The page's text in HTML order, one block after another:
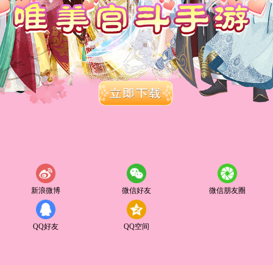
新浪微博 微信好友 微信朋友圈
QQ好友 QQ空间